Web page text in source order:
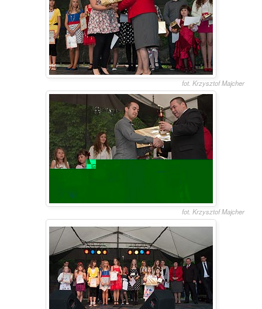
fot. Krzysztof Majcher
fot. Krzysztof Majcher